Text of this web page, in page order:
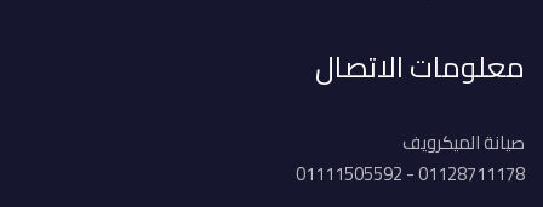
معلومات الاتصال
صيانة الميكرويف
01128711178 - 01111505592